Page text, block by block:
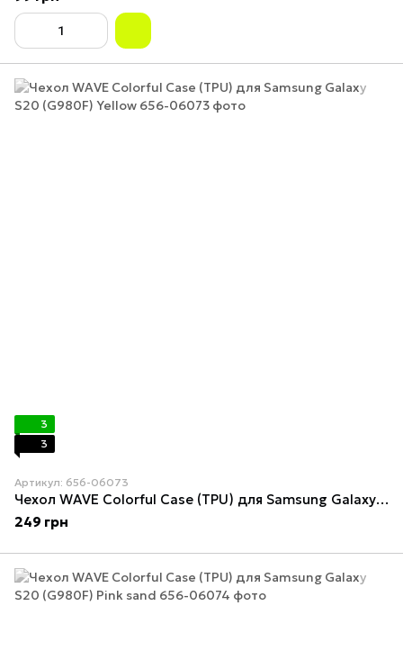
3
3
Артикул: 656-06073
Чехол WAVE Colorful Case (TPU) для Samsung Galaxy S20 (G980F) Yellow
249 грн